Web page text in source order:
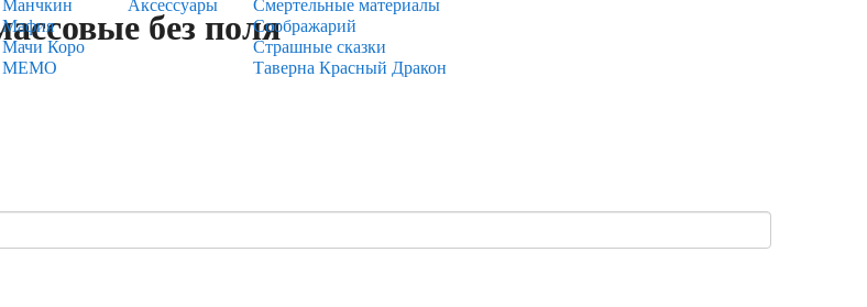
Аксессуары
Манчкин
Мафия
Мачи Коро
МЕМО
Смертельные материалы
Соображарий
Страшные сказки
Таверна Красный Дракон
без поля